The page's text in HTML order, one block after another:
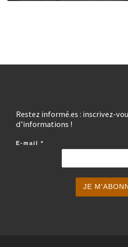
Restez informé.es : inscrivez-
d’informations !
E-mail *